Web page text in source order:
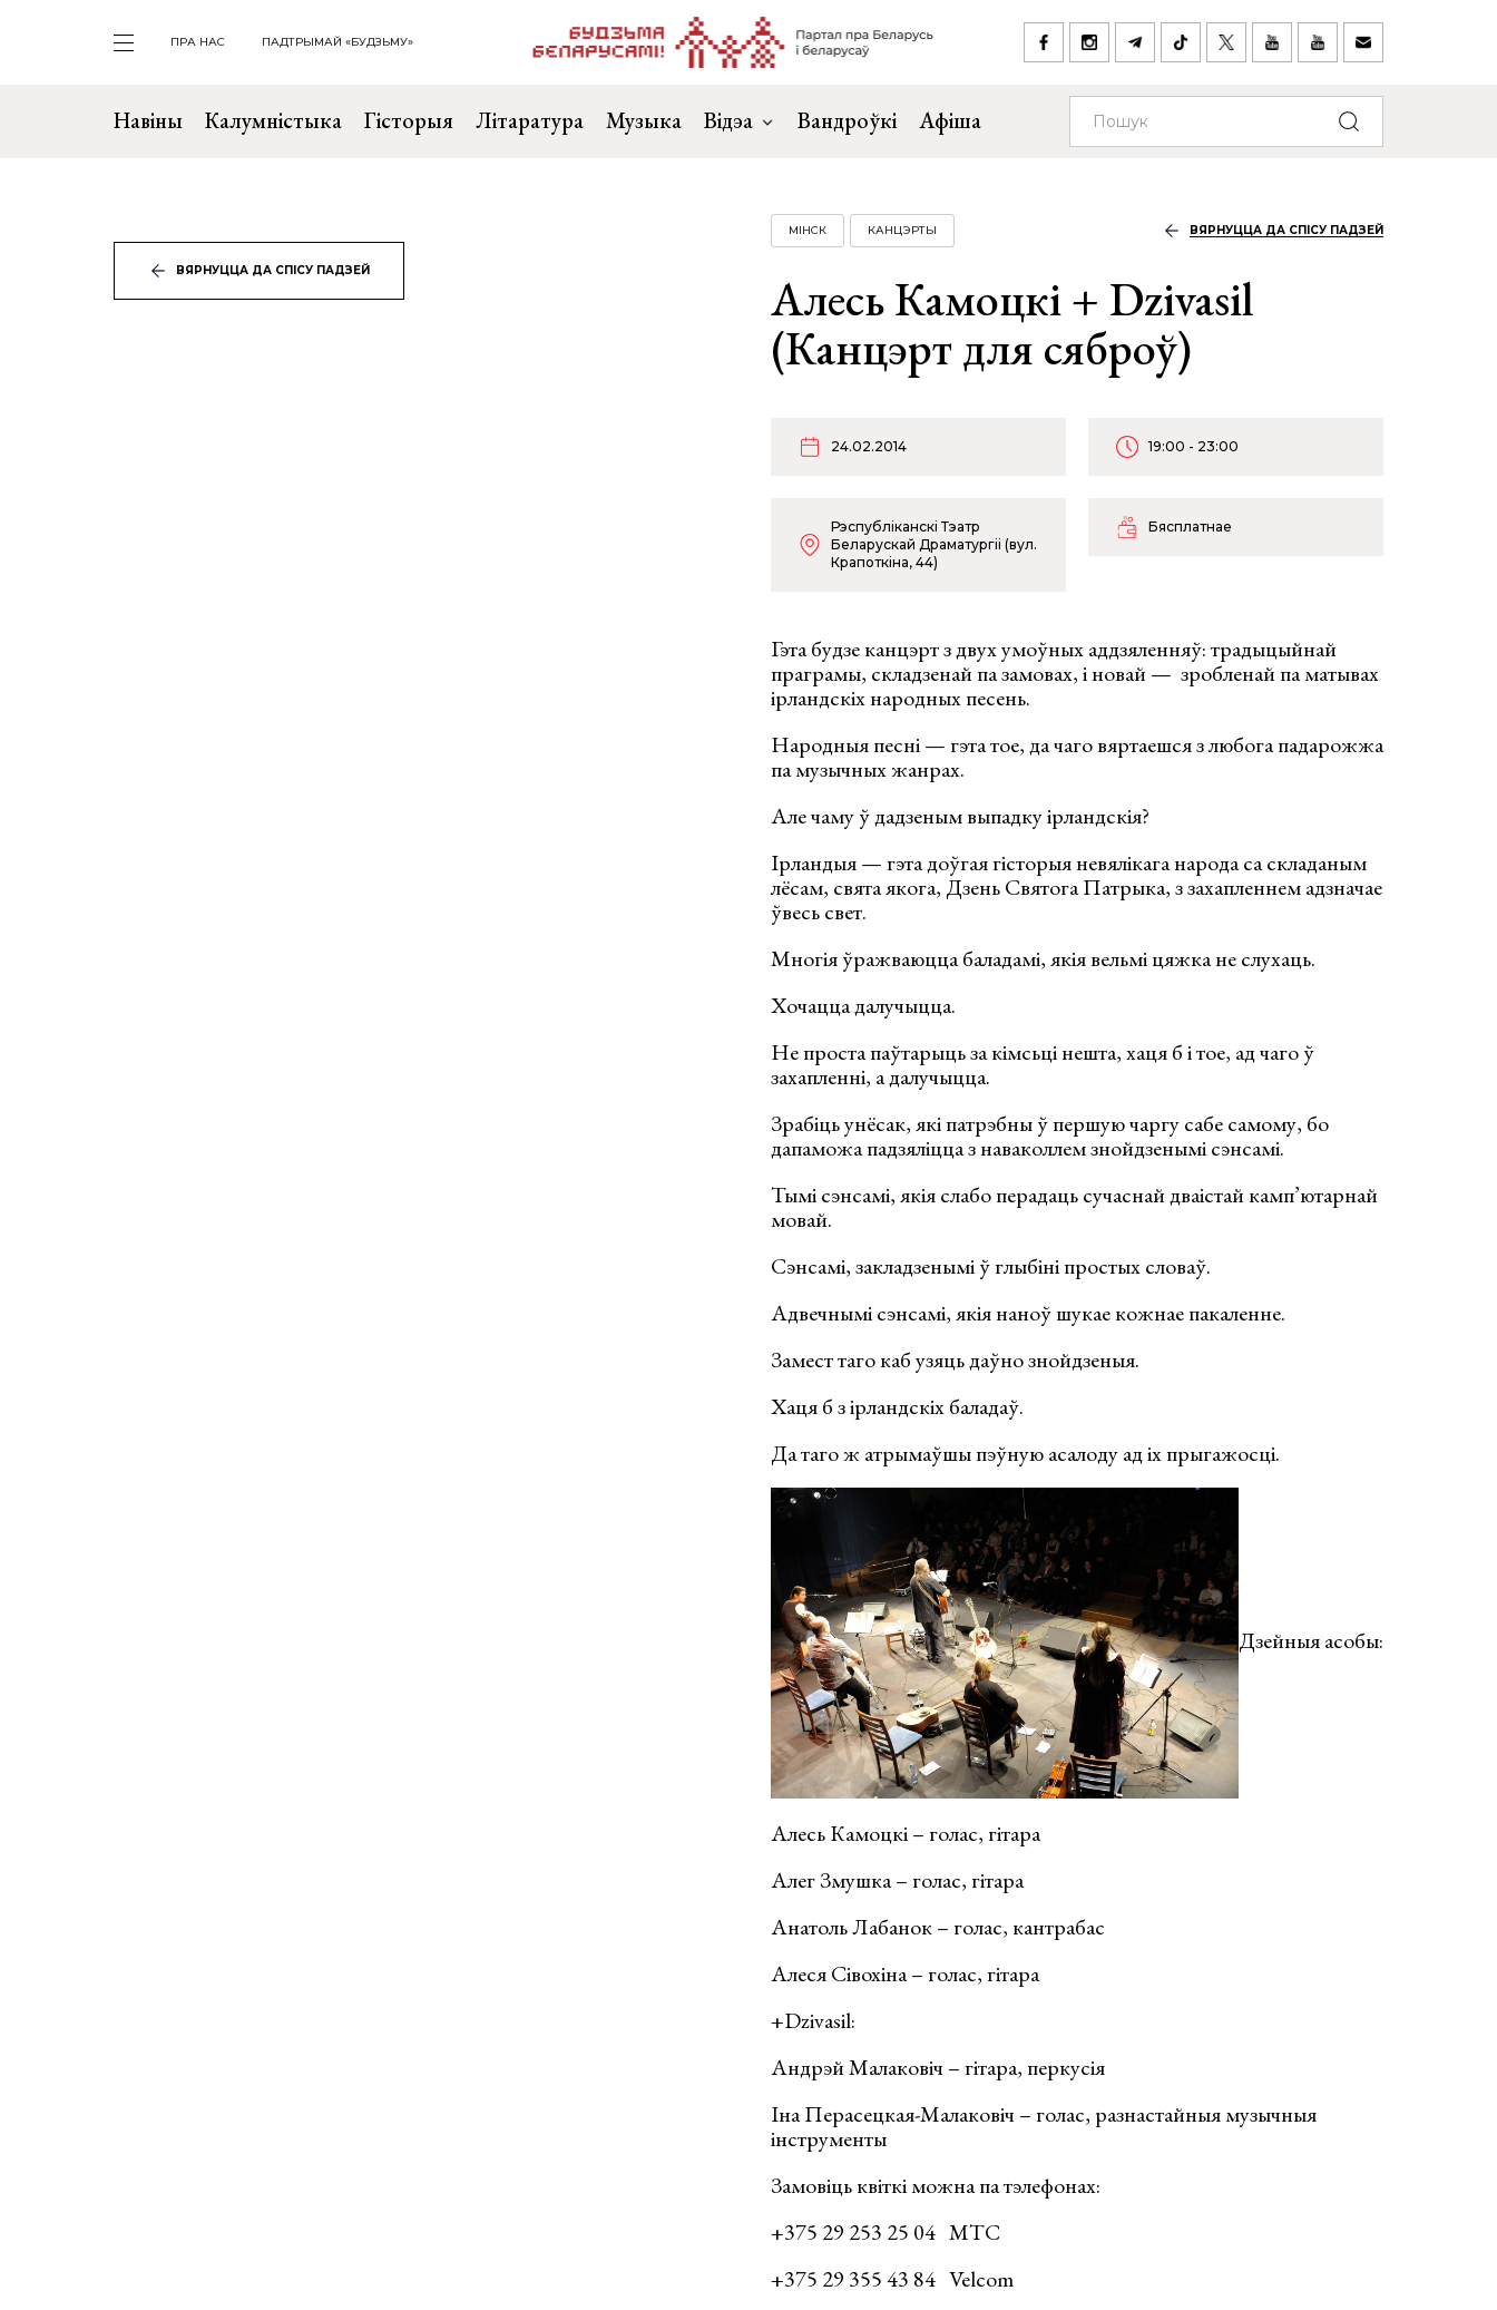
ПРА НАС ПАДТРЫМАЙ «БУДЗЬМУ»
Навіны Калумністыка Гісторыя Літаратура Музыка Відэа Вандроўкі Афіша
ВЯРНУЦЦА ДА СПІСУ ПАДЗЕЙ
МІНСК КАНЦЭРТЫ ВЯРНУЦЦА ДА СПІСУ ПАДЗЕЙ
Алесь Камоцкі + Dzivasil
(Канцэрт для сяброў)
24.02.2014 19:00 - 23:00
Рэспубліканскі Тэатр
Беларускай Драматургіі (вул.
Крапоткіна, 44)
Бясплатнае
Гэта будзе канцэрт з двух умоўных аддзяленняў: традыцыйнай
праграмы, складзенай па замовах, і новай — зробленай па матывах
ірландскіх народных песень.
Народныя песні — гэта тое, да чаго вяртаешся з любога падарожжа
па музычных жанрах.
Але чаму ў дадзеным выпадку ірландскія?
Ірландыя — гэта доўгая гісторыя невялікага народа са складаным
лёсам, свята якога, Дзень Святога Патрыка, з захапленнем адзначае
ўвесь свет.
Многія ўражваюцца баладамі, якія вельмі цяжка не слухаць.
Хочацца далучыцца.
Не проста паўтарыць за кімсьці нешта, хаця б і тое, ад чаго ў
захапленні, а далучыцца.
Зрабіць унёсак, які патрэбны ў першую чаргу сабе самому, бо
дапаможа падзяліцца з наваколлем знойдзенымі сэнсамі.
Тымі сэнсамі, якія слабо перадаць сучаснай дваістай камп’ютарнай
мовай.
Сэнсамі, закладзенымі ў глыбіні простых словаў.
Адвечнымі сэнсамі, якія наноў шукае кожнае пакаленне.
Замест таго каб узяць даўно знойдзеныя.
Хаця б з ірландскіх баладаў.
Да таго ж атрымаўшы пэўную асалоду ад іх прыгажосці.
Дзейныя асобы:
Алесь Камоцкі – голас, гітара
Алег Змушка – голас, гітара
Анатоль Лабанок – голас, кантрабас
Алеся Сівохіна – голас, гітара
+Dzivasil:
Андрэй Малаковіч – гітара, перкусія
Іна Перасецкая-Малаковіч – голас, разнастайныя музычныя
інструменты
Замовіць квіткі можна па тэлефонах:
+375 29 253 25 04 МТС
+375 29 355 43 84 Velcom